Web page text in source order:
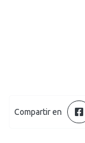
Compartir en